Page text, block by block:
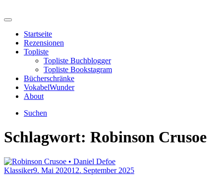
to
Menu
Startseite
Rezensionen
Topliste
Topliste Buchblogger
Topliste Bookstagram
Bücherschränke
VokabelWunder
About
Suchen
Schlagwort: Robinson Crusoe
Category
KlassikerPosted
9. Mai 202012. September 2025